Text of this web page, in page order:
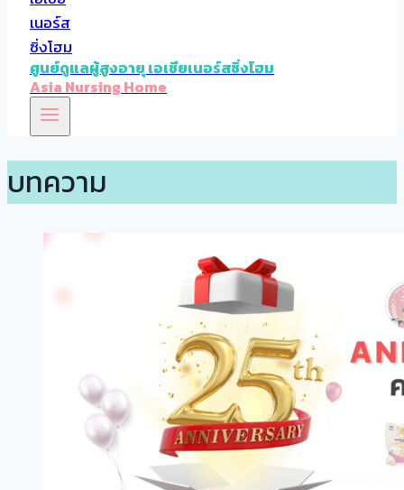
ศูนย์ดูแลผู้สูงอายุ เอเชียเนอร์สซิ่งโฮม
Asia Nursing Home
บทความ